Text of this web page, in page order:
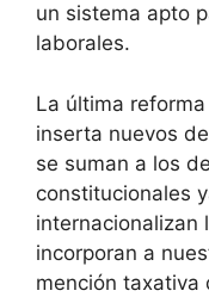
un sistema apto
laborales.
La última
inserta nuevos
se suman a los
constitucionales
internacionalizan
incorporan a
mención taxativa